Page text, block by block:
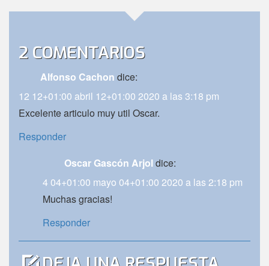
2 COMENTARIOS
Alfonso Cachon dice:
12 12+01:00 abril 12+01:00 2020 a las 3:18 pm
Excelente articulo muy util Oscar.
Responder
Oscar Gascón Arjoldice:
4 04+01:00 mayo 04+01:00 2020 a las 2:18 pm
Muchas gracias!
Responder